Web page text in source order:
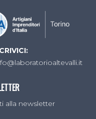
sono
alla newsletter